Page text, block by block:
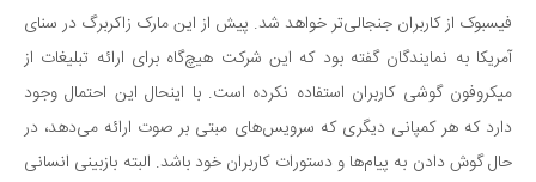
فیسبوک از کاربران جنجالی‌تر خواهد شد. پیش از این مارک زاکربرگ در سنای
آمریکا به نمایندگان گفته بود که این شرکت هیچ‌گاه برای ارائه تبلیغات از
میکروفون گوشی کاربران استفاده نکرده است. با اینحال این احتمال وجود
دارد که هر کمپانی دیگری که سرویس‌های مبتی بر صوت ارائه می‌دهد، در
حال گوش دادن به پیام‌ها و دستورات کاربران خود باشد. البته بازبینی انسانی